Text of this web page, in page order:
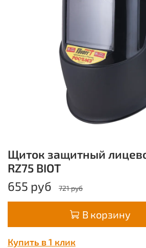
Щиток защитный
RZ75 BIOT
655 руб 721 руб
В корзину
Купить в 1 клик